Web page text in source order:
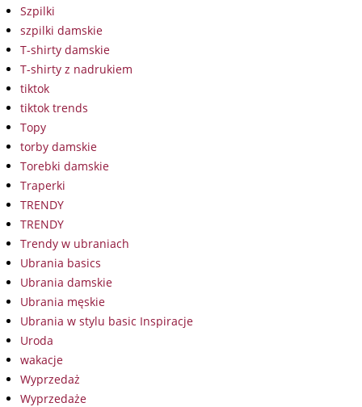
Szpilki
szpilki damskie
T-shirty damskie
T-shirty z nadrukiem
tiktok
tiktok trends
Topy
torby damskie
Torebki damskie
Traperki
TRENDY
TRENDY
Trendy w ubraniach
Ubrania basics
Ubrania damskie
Ubrania męskie
Ubrania w stylu basic Inspiracje
Uroda
wakacje
Wyprzedaż
Wyprzedaże